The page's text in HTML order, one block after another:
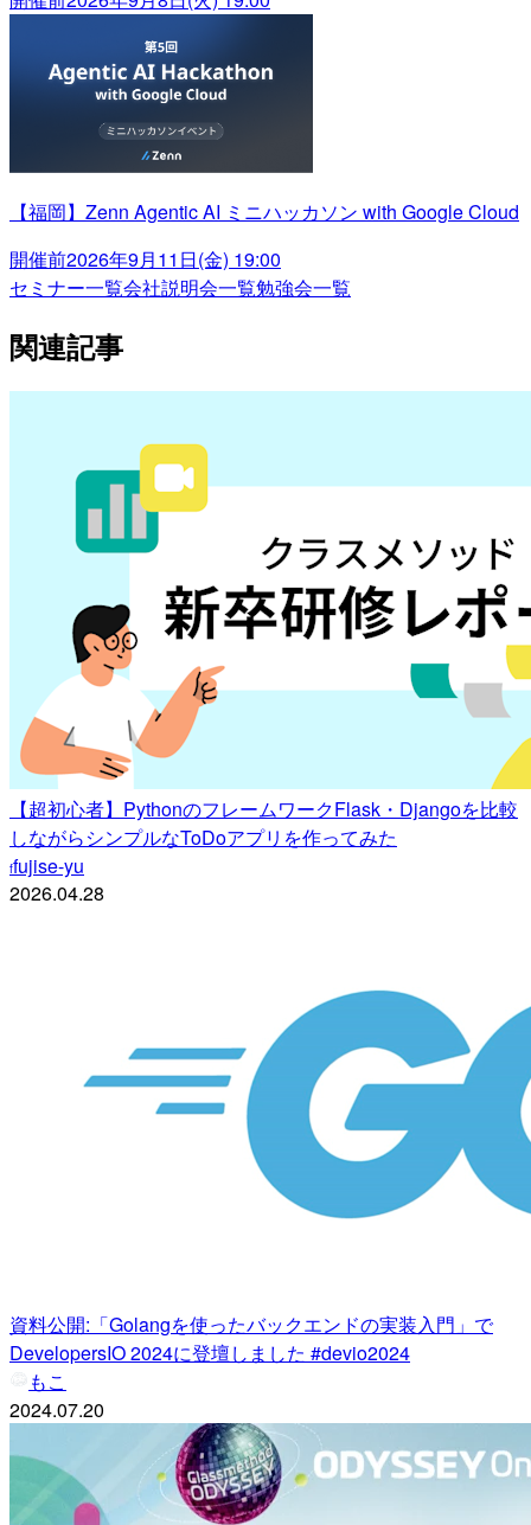
【福岡】Zenn Agentic AI ミニハッカソン with Google Cloud
開催前2026年9月11日(金) 19:00
セミナー一覧会社説明会一覧勉強会一覧
関連記事
【超初心者】PythonのフレームワークFlask・Djangoを比較
しながらシンプルなToDoアプリを作ってみた
ffujise-yu
2026.04.28
資料公開:「Golangを使ったバックエンドの実装入門」で
DevelopersIO 2024に登壇しました #devio2024
もこ
2024.07.20